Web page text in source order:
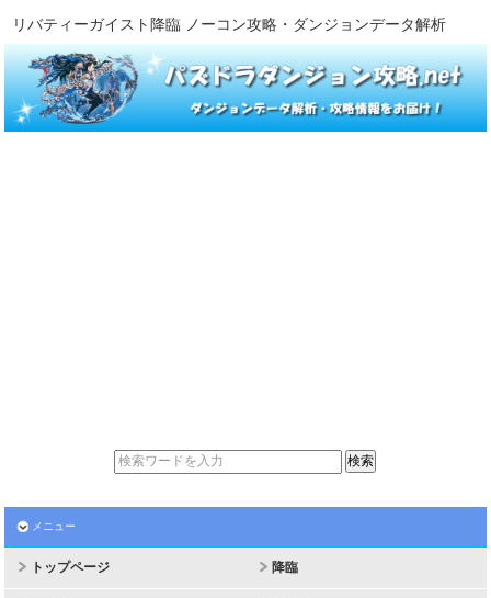
リバティーガイスト降臨 ノーコン攻略・ダンジョンデータ解析
メニュー
トップページ 降臨